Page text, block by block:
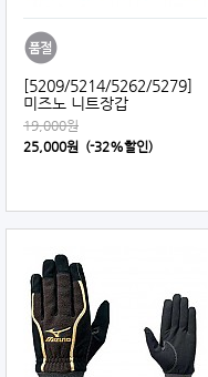
[5209/5214/5262/5279]
미즈노 니트장갑
19,000원
25,000원 (-32%할인)